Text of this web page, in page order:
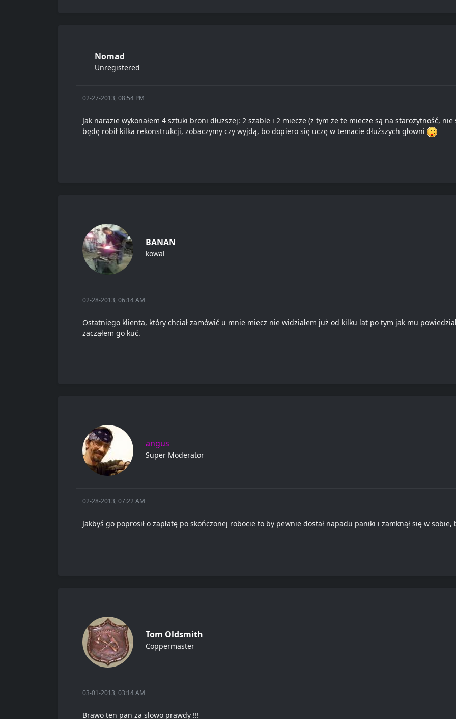
Nomad
Unregistered
02-27-2013, 08:54 PM
Jak narazie wykonałem 4 sztuki broni dłuższej: 2 szable i 2 miecze (z tym że te miecze są na starożytność,
będę robił kilka rekonstrukcji, zobaczymy czy wyjdą, bo dopiero się uczę w temacie dłuższych głowni
BANAN
kowal
02-28-2013, 06:14 AM
Ostatniego klienta, który chciał zamówić u mnie miecz nie widziałem już od kilku lat po tym jak mu
zacząłem go kuć.
angus
Super Moderator
02-28-2013, 07:22 AM
Jakbyś go poprosił o zapłatę po skończonej robocie to by pewnie dostał napadu paniki i zamknął się w
Tom Oldsmith
Coppermaster
03-01-2013, 03:14 AM
Brawo ten pan za slowo prawdy !!!